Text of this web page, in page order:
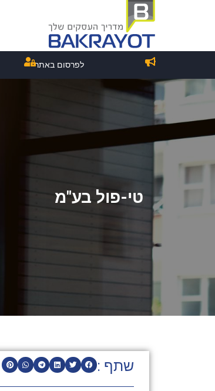
לפרסום באתר
טי-פול בע"מ
שתף :